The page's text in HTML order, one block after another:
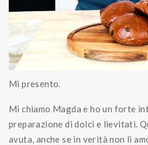
Mi presento.
Mi chiamo Magda e ho un forte
preparazione di dolci e lievitati.
avuta, anche se in verità non li